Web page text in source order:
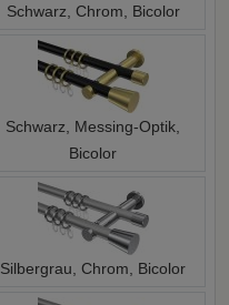
Schwarz, Chrom, Bicolor
Schwarz, Messing-Optik,
Bicolor
Silbergrau, Chrom, Bicolor